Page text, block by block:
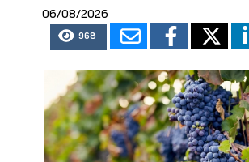
06/08/2026
968